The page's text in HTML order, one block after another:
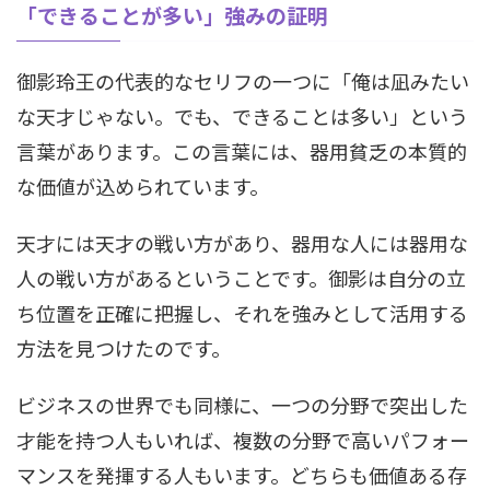
「できることが多い」強みの証明
御影玲王の代表的なセリフの一つに「俺は凪みたい
な天才じゃない。でも、できることは多い」という
言葉があります。この言葉には、器用貧乏の本質的
な価値が込められています。
天才には天才の戦い方があり、器用な人には器用な
人の戦い方があるということです。御影は自分の立
ち位置を正確に把握し、それを強みとして活用する
方法を見つけたのです。
ビジネスの世界でも同様に、一つの分野で突出した
才能を持つ人もいれば、複数の分野で高いパフォー
マンスを発揮する人もいます。どちらも価値ある存